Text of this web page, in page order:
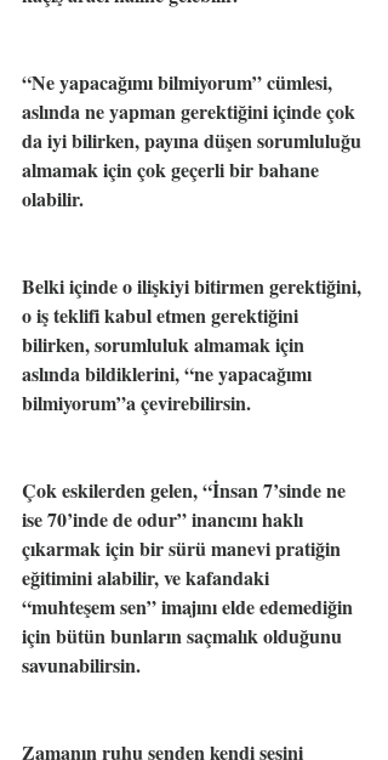
“Ne yapacağımı bilmiyorum” cümlesi,
aslında ne yapman gerektiğini içinde çok
da iyi bilirken, payına düşen sorumluluğu
almamak için çok geçerli bir bahane
olabilir.
Belki içinde o ilişkiyi bitirmen gerektiğini,
o iş teklifi kabul etmen gerektiğini
bilirken, sorumluluk almamak için
aslında bildiklerini, “ne yapacağımı
bilmiyorum”a çevirebilirsin.
Çok eskilerden gelen, “İnsan 7’sinde ne
ise 70’inde de odur” inancını haklı
çıkarmak için bir sürü manevi pratiğin
eğitimini alabilir, ve kafandaki
“muhteşem sen” imajını elde edemediğin
için bütün bunların saçmalık olduğunu
savunabilirsin.
Zamanın ruhu senden kendi sesini